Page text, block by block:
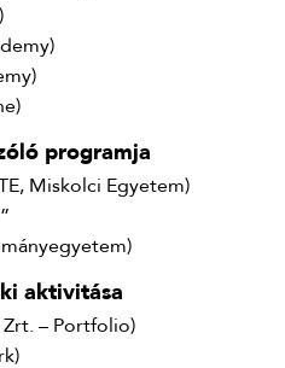
programja
Miskolci Egyetem)
aktivitása
– Portfolio)